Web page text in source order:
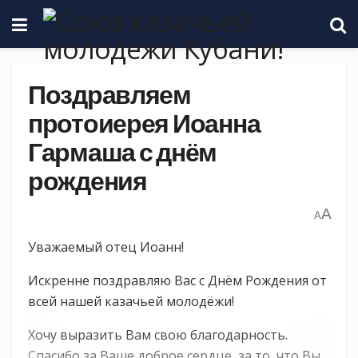
Поздравляем
протоиерея Иоанна
Гармаша с днём
рождения
AA
Уважаемый отец Иоанн!
Искренне поздравляю Вас с Днём Рождения от
всей нашей казачьей молодёжи!
Хочу выразить Вам свою благодарность.